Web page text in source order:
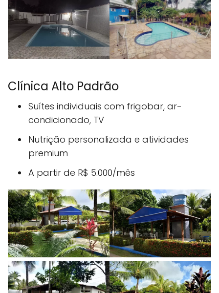
Clínica Alto Padrão
Suítes individuais com frigobar, ar-
condicionado, TV
Nutrição personalizada e atividades
premium
A partir de R$ 5.000/mês